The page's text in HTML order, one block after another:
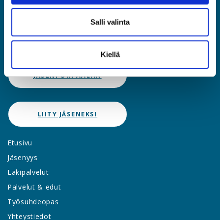
Salli valinta
Kiellä
Asiantuntijat ja Esihenkilöt ASIA ry
Rautatieläisenkatu 6, 00520 Helsinki
JÄSENPORTAALIIN
LIITY JÄSENEKSI
Etusivu
Jäsenyys
Lakipalvelut
Palvelut & edut
Työsuhdeopas
Yhteystiedot